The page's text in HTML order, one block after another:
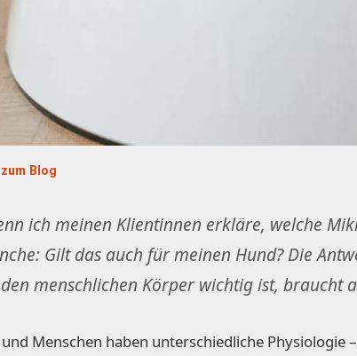
Blog
ich meinen Klientinnen erkläre, welche
Gilt das auch für meinen Hund? Die
menschlichen Körper wichtig ist, braucht
Menschen haben unterschiedliche Physiologie